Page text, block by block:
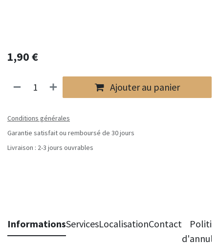
1,90€
Ajouter au panier
Conditions générales
Garantie satisfait ou remboursé de 30 jours
Livraison : 2-3 jours ouvrables
InformationsServicesLocalisationContact